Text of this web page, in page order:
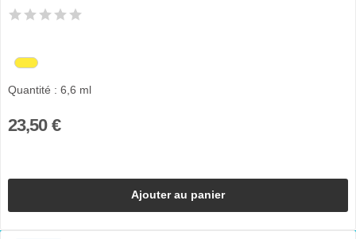
Quantité : 6,6 ml
23,50 €
Ajouter au panier